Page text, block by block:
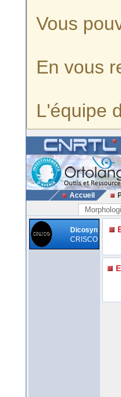
Vous
En vous
L'équipe
Accueil
Dicosyn
CRISCO